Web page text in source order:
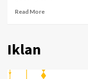
Read More
Iklan